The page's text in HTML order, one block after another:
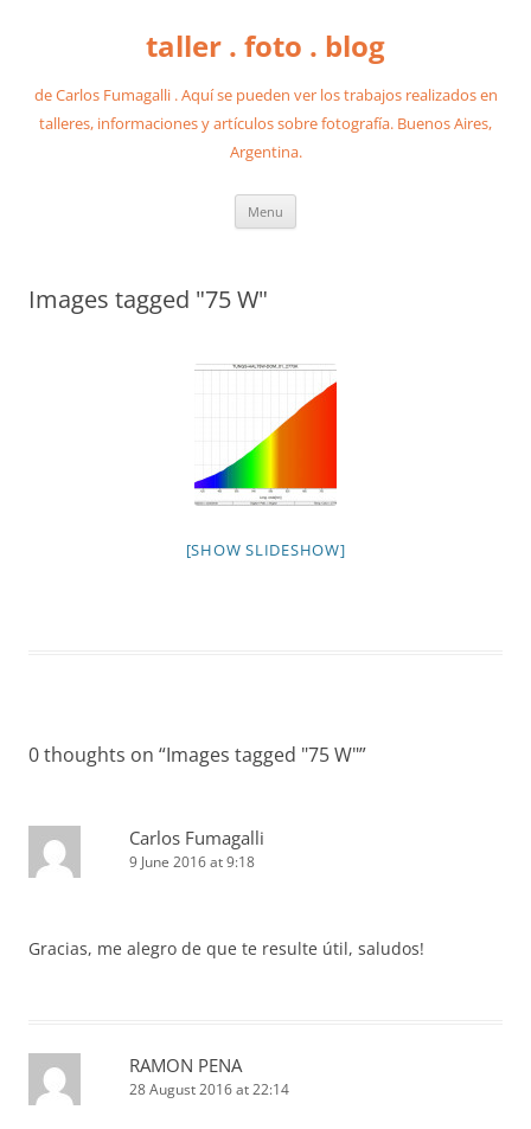
taller . foto . blog
de Carlos Fumagalli . Aquí se pueden ver los trabajos realizados en
talleres, informaciones y artículos sobre fotografía. Buenos Aires,
Argentina.
Menu
Images tagged "75 W"
[SHOW SLIDESHOW]
0 thoughts on “Images tagged "75 W"”
Carlos Fumagalli
9 June 2016 at 9:18
Gracias, me alegro de que te resulte útil, saludos!
RAMON PENA
28 August 2016 at 22:14